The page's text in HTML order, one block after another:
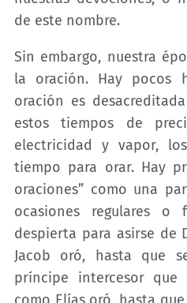
de este nombre.
Sin embargo, nuestra
la oración. Hay pocos
oración es
estos tiempos de
electricidad y vapor,
tiempo para orar. Hay
oraciones” como una
ocasiones regulares o
despierta para asirse de
Jacob oró, hasta que
príncipe intercesor que